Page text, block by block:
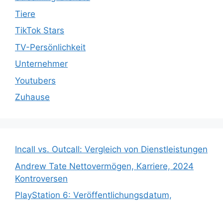
Tiere
TikTok Stars
TV-Persönlichkeit
Unternehmer
Youtubers
Zuhause
Incall vs. Outcall: Vergleich von Dienstleistungen
Andrew Tate Nettovermögen, Karriere, 2024
Kontroversen
PlayStation 6: Veröffentlichungsdatum,